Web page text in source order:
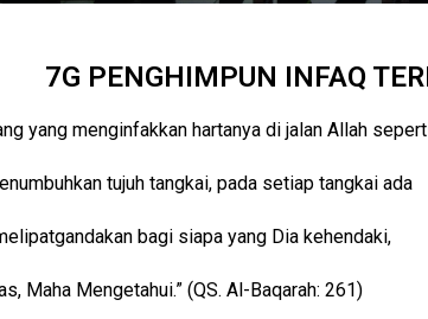
7G PENGHIMPUN INFAQ
yang menginfakkan hartanya di jalan Allah
tujuh tangkai, pada setiap tangkai ada
bagi siapa yang Dia kehendaki,
Maha Mengetahui.” (QS. Al-Baqarah: 261)